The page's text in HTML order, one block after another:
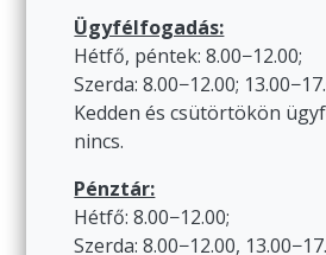
Ügyfélfogadás:
Hétfő, péntek: 8.00−12.00;
Szerda: 8.00−12.00;
Kedden és csütörtökön
nincs.
Pénztár:
Hétfő: 8.00−12.00;
Szerda: 8.00−12.00,